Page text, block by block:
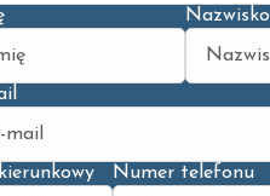
Nazwisko
Numer telefonu